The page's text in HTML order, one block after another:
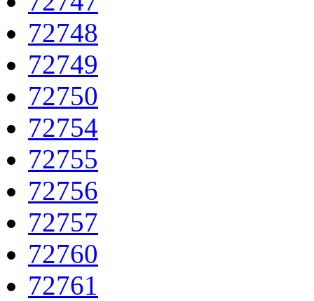
72748
72749
72750
72754
72755
72756
72757
72760
72761